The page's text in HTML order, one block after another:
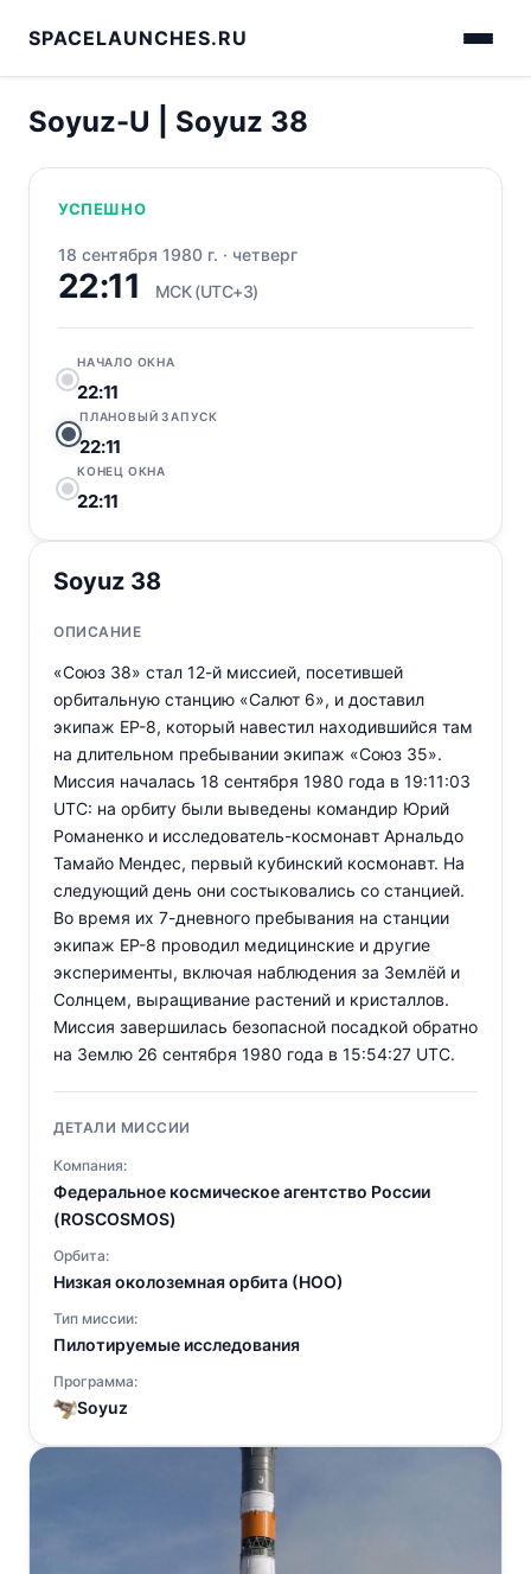
SPACELAUNCHES.RU
Soyuz-U | Soyuz 38
УСПЕШНО
18 сентября 1980 г. · четверг
22:11 МСК (UTC+3)
НАЧАЛО ОКНА
22:11
ПЛАНОВЫЙ ЗАПУСК
22:11
КОНЕЦ ОКНА
22:11
Soyuz 38
ОПИСАНИЕ
«Союз 38» стал 12-й миссией, посетившей
орбитальную станцию «Салют 6», и доставил
экипаж EP-8, который навестил находившийся там
на длительном пребывании экипаж «Союз 35».
Миссия началась 18 сентября 1980 года в 19:11:03
UTC: на орбиту были выведены командир Юрий
Романенко и исследователь-космонавт Арнальдо
Тамайо Мендес, первый кубинский космонавт. На
следующий день они состыковались со станцией.
Во время их 7-дневного пребывания на станции
экипаж EP-8 проводил медицинские и другие
эксперименты, включая наблюдения за Землёй и
Солнцем, выращивание растений и кристаллов.
Миссия завершилась безопасной посадкой обратно
на Землю 26 сентября 1980 года в 15:54:27 UTC.
ДЕТАЛИ МИССИИ
Компания:
Федеральное космическое агентство России
(ROSCOSMOS)
Орбита:
Низкая околоземная орбита (НОО)
Тип миссии:
Пилотируемые исследования
Программа:
Soyuz